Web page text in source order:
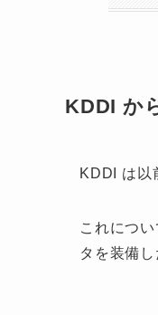
KDDI か
KDDI は以
これにつ
タを装備